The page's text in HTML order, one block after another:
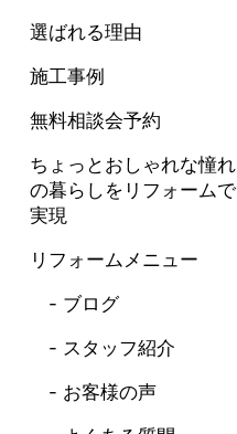
選ばれる理由
施工事例
無料相談会予約
ちょっとおしゃれな憧れ
の暮らしを リフォームで
実現
リフォームメニュー
ブログ
スタッフ紹介
お客様の声